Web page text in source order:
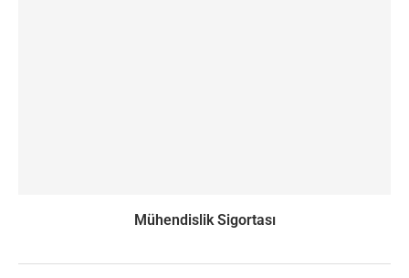
Mühendislik Sigortası